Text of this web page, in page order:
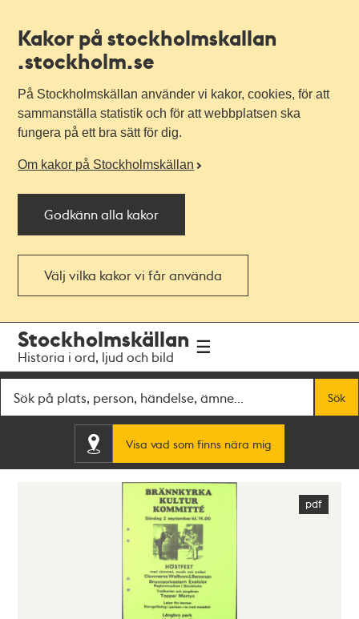
Kakor på stockholmskallan
.stockholm.se
På Stockholmskällan använder vi kakor, cookies, för att
sammanställa statistik och för att webbplatsen ska
fungera på ett bra sätt för dig.
Om kakor på Stockholmskällan
Godkänn alla kakor
Välj vilka kakor vi får använda
navigationen
huvudinnehållet
Stockholmskällan
Historia i ord, ljud och bild
Sök
Visa vad som finns nära mig